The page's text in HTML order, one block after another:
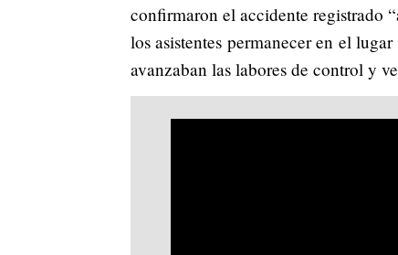
confirmaron el accidente registrado
los asistentes permanecer en el
avanzaban las labores de control y